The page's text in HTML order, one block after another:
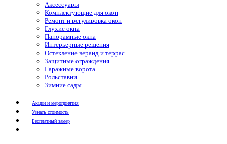
Аксессуары
Комплектующие для окон
Ремонт и регулировка окон
Глухие окна
Панорамные окна
Интерьерные решения
Остекление веранд и террас
Защитные ограждения
Гаражные ворота
Рольставни
Зимние сады
Акции и мероприятия
Узнать стоимость
Бесплатный замер